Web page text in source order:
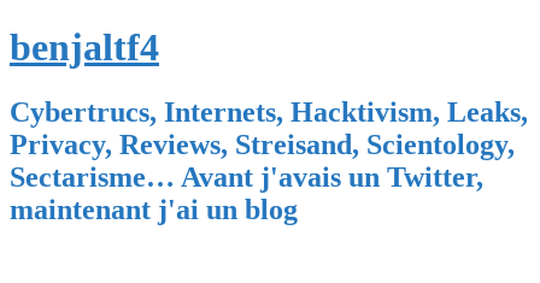
benjaltf4
Cybertrucs, Internets, Hacktivism, Leaks,
Privacy, Reviews, Streisand, Scientology,
Sectarisme… Avant j'avais un Twitter,
maintenant j'ai un blog